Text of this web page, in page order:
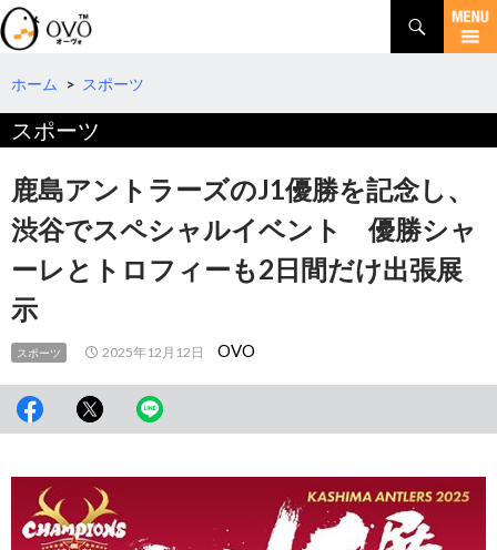
検
索
コ
テ
へ
動
ホーム > スポーツ
スポーツ
鹿島アントラーズのJ1優勝を記念し、
渋谷でスペシャルイベント 優勝シャ
ーレとトロフィーも2日間だけ出張展
示
スポーツ 2025年12月12日 OVO